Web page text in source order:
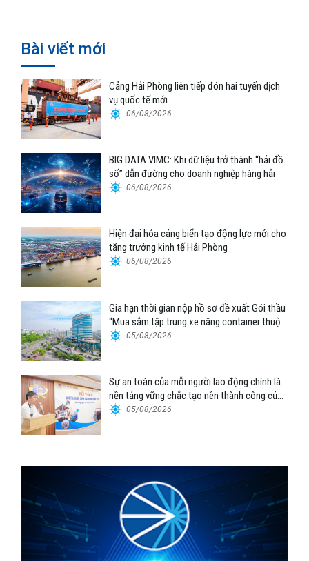
Bài viết mới
Cảng Hải Phòng liên tiếp đón hai tuyến dịch
vụ quốc tế mới
06/08/2026
BIG DATA VIMC: Khi dữ liệu trở thành “hải đồ
số” dẫn đường cho doanh nghiệp hàng hải
06/08/2026
Hiện đại hóa cảng biển tạo động lực mới cho
tăng trưởng kinh tế Hải Phòng
06/08/2026
Gia hạn thời gian nộp hồ sơ đề xuất Gói thầu
“Mua sắm tập trung xe nâng container thuộc
Tổng công ty Hàng hải Việt Nam – CTCP”
05/08/2026
Sự an toàn của mỗi người lao động chính là
nền tảng vững chắc tạo nên thành công của
Cảng Đà Nẵng
05/08/2026